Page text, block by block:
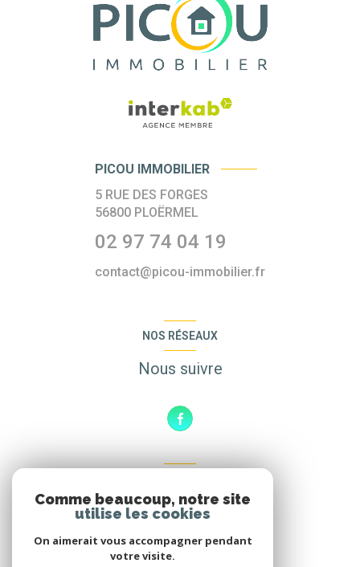
PICOU IMMOBILIER
5 RUE DES FORGES
56800 PLOËRMEL
02 97 74 04 19
contact@picou-immobilier.fr
NOS RÉSEAUX
Nous suivre
Nous adhérons
Comme beaucoup, notre site
utilise les cookies
On aimerait vous accompagner pendant
votre visite.